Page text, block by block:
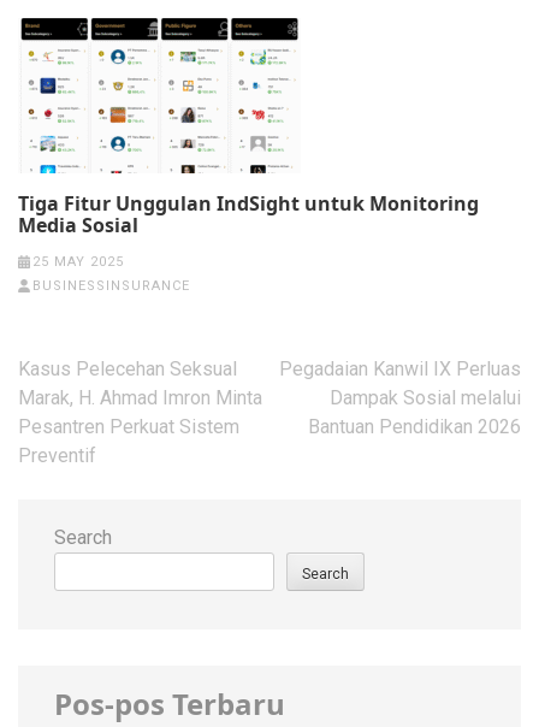
Tiga Fitur Unggulan IndSight untuk Monitoring
Media Sosial
25 MAY 2025
BUSINESSINSURANCE
Post
navigation
Kasus Pelecehan Seksual
Marak, H. Ahmad Imron Minta
Pesantren Perkuat Sistem
Preventif
Pegadaian Kanwil IX Perluas
Dampak Sosial melalui
Bantuan Pendidikan 2026
Search
Search
Pos-pos Terbaru